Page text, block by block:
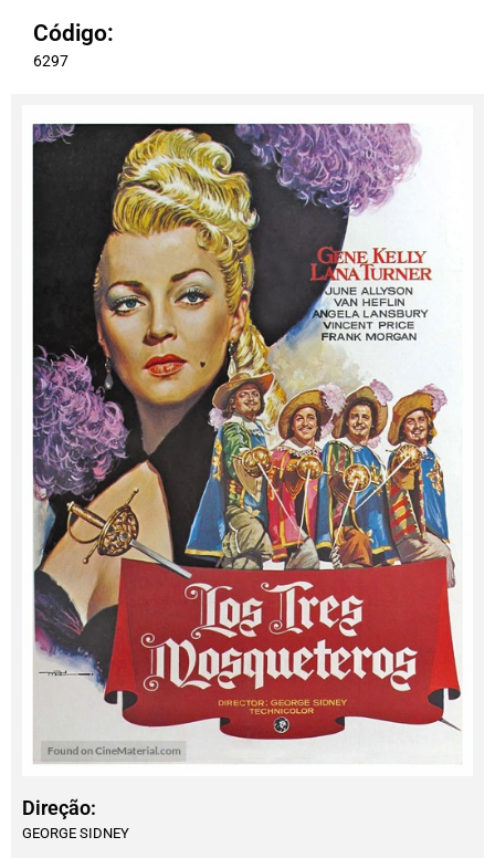
Código:
6297
Direção:
GEORGE SIDNEY